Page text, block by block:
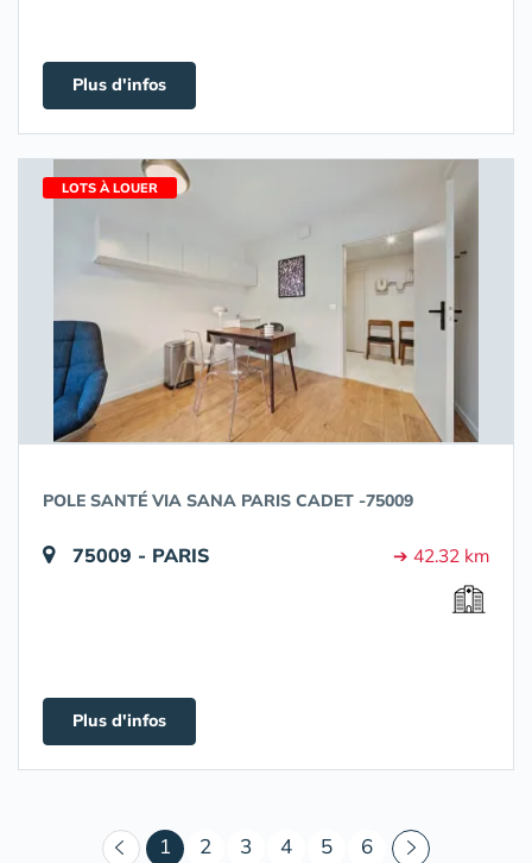
Plus d'infos
LOTS À LOUER
POLE SANTÉ VIA SANA PARIS CADET -75009
75009 - PARIS ➔ 42.32 km
Plus d'infos
1 (courant)
2 3 4 5 6